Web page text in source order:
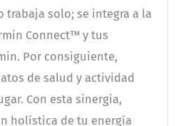
trabaja solo; se integra a la
Connect™ y tus
Por consiguiente,
de salud y actividad
Con esta sinergia,
holística de tu energía